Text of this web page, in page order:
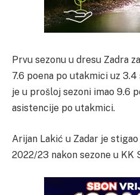
Prvu sezonu u dresu Zadra
7.6 poena po utakmici uz
je u prošloj sezoni imao 9.6
asistencije po utakmici.
Arijan Lakić u Zadar je
2022/23 nakon sezone u KK